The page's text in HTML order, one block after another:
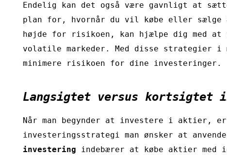
Endelig kan det også være gavnligt at
plan for, hvornår du vil købe eller
højde for risikoen, kan hjælpe dig med at
volatile markeder. Med disse strategier i
minimere risikoen for dine investeringer.
Langsigtet versus kortsigtet
Når man begynder at investere i aktier,
investeringsstrategi man ønsker at
investering indebærer at købe aktier med